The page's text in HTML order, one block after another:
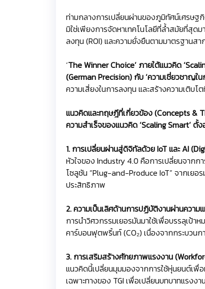
ท่ามกลางการเปลี่ยนผ่านของภูมิทัศน์เศรษฐ
มิใช่เพียงการจัดหาเทคโนโลยีที่ล้ำสมัยที่สุด
ลงทุน (ROI) และความยั่งยืนตามมาตรฐานสา
‘The Winner Choice’ ภายใต้แนวคิด
(German Precision) กับ ‘ความเชี่ยวชาญใ
ความเสี่ยงในการลงทุน และสร้างความเติบ
แนวคิดและทฤษฎีที่เกี่ยวข้อง (Concepts &
ความสำเร็จของแนวคิด ‘Scaling Smart’ ตั้
1. การเปลี่ยนผ่านสู่ดิจิทัลด้วย IoT และ AI
หัวใจของ Industry 4.0 คือการเปลี่ยนจาก
โซลูชัน “Plug-and-Produce IoT” จากเยอ
ประสิทธิภาพ
2. ความเป็นเลิศด้านการปฏิบัติงานผ่านควา
การนำวิศวกรรมเยอรมันมาใช้เพื่อบรรลุเป้
คาร์บอนฟุตพริ้นท์ (CO₂) เนื่องจากกระบวน
3. การเสริมสร้างศักยภาพแรงงาน
แนวคิดนี้เปลี่ยนมุมมองจากการใช้หุ่นยนต์เพื่
เฉพาะทางของ TGI เพื่อเปลี่ยนบทบาทแรง